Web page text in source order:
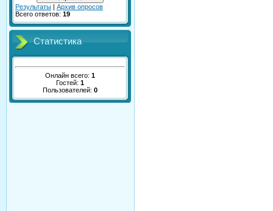
Результаты | Архив опросов
Всего ответов: 19
Статистика
Онлайн всего: 1
Гостей: 1
Пользователей: 0